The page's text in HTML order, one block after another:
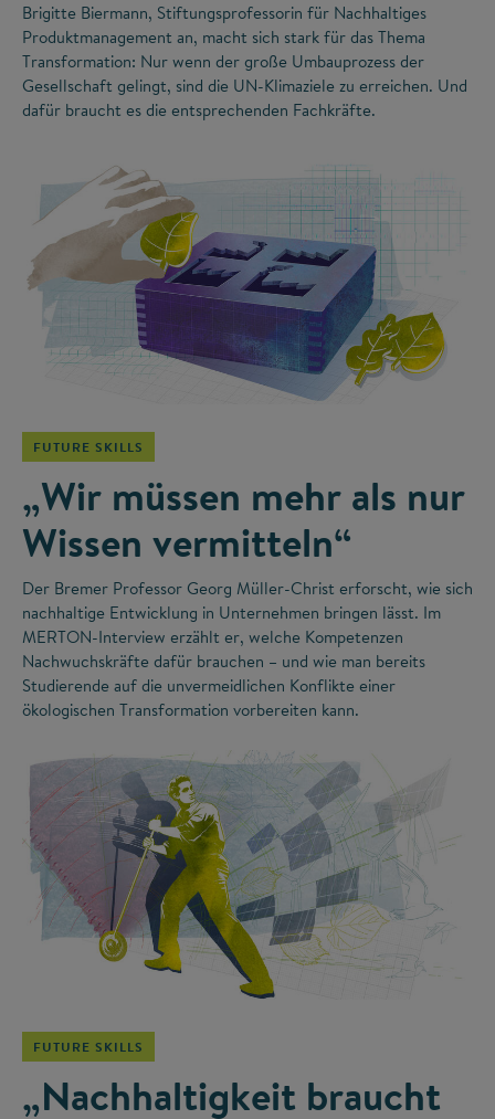
Brigitte Biermann, Stiftungsprofessorin für Nachhaltiges
Produktmanagement an, macht sich stark für das Thema
Transformation: Nur wenn der große Umbauprozess der
Gesellschaft gelingt, sind die UN-Klimaziele zu erreichen. Und
dafür braucht es die entsprechenden Fachkräfte.
©
FUTURE SKILLS
„Wir müssen mehr als nur
Wissen vermitteln“
Der Bremer Professor Georg Müller-Christ erforscht, wie sich
nachhaltige Entwicklung in Unternehmen bringen lässt. Im
MERTON-Interview erzählt er, welche Kompetenzen
Nachwuchskräfte dafür brauchen – und wie man bereits
Studierende auf die unvermeidlichen Konflikte einer
ökologischen Transformation vorbereiten kann.
©
FUTURE SKILLS
„Nachhaltigkeit braucht